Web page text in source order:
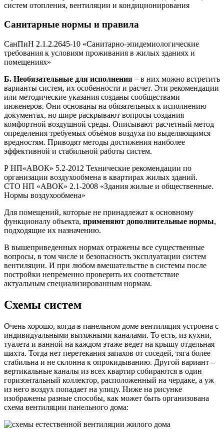
систем отопления, вентиляции и кондиционирования
Санитарные нормы и правила
СанПиН 2.1.2.2645-10 «Санитарно-эпидемиологические
требования к условиям проживания в жилых зданиях и
помещениях»
Б. Необязательные для исполнения – в них можно встретить
варианты систем, их особенности и расчет. Эти рекомендации
или методические указания созданы сообществами
инженеров. Они основаны на обязательных к исполнению
документах, но шире раскрывают вопросы создания
комфортной воздушной среды. Описывают расчетный метод
определения требуемых объёмов воздуха по выделяющимся
вредностям. Приводят методы достижения наиболее
эффективной и стабильной работы систем.
Р НП«АВОК» 5.2-2012 Технические рекомендации по
организации воздухообмена в квартирах жилых зданий.
СТО НП «АВОК» 2.1-2008 «Здания жилые и общественные.
Нормы воздухообмена»
Для помещений, которые не принадлежат к основному
функционалу объекта, применяют дополнительные нормы,
подходящие их назначению.
В вышеприведенных нормах отражены все существенные
вопросы, в том числе и безопасность эксплуатации систем
вентиляции. И при любом вмешательстве в системы после
постройки непременно проверить их соответствие
актуальным специализированным нормам.
Схемы систем
Очень хорошо, когда в панельном доме вентиляция устроена с
индивидуальными вытяжными каналами. То есть, из кухни,
туалета и ванной на каждом этаже ведет на крышу отдельная
шахта. Тогда нет перетекания запахов от соседей, тяга более
стабильна и не склонна к опрокидыванию. Другой вариант –
вертикальные каналы из всех квартир собираются в один
горизонтальный коллектор, расположенный на чердаке, а уж
из него воздух попадает на улицу. Ниже на рисунке
изображены разные способы, как может быть организована
схема вентиляции панельного дома: